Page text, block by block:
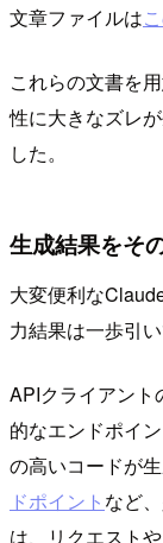
文章ファイルは
これらの文書を
性に大きなズレ
した。
生成結果をそ
大変便利な
力結果は一歩引
APIクライアン
的なエンドポイ
の高いコードが
ドポイント など
は、リクエスト